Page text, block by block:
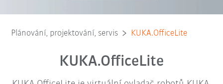
Plánování, projektování, servis KUKA.OfficeLite
KUKA.OfficeLite